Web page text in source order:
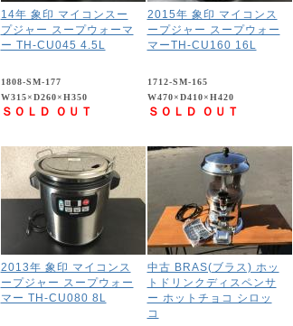
14年 象印 マイコンスー
プジャー スープウォーマ
ー TH-CU045 4.5L
1808-SM-177
W315×D260×H350
ＳＯＬＤ ＯＵＴ
2015年 象印 マイコンス
ープジャー スープウォー
マーTH-CU160 16L
1712-SM-165
W470×D410×H420
ＳＯＬＤ ＯＵＴ
2013年 象印 マイコンス
ープジャー スープウォー
マー TH-CU080 8L
中古 BRAS(ブラス) ホッ
トドリンクディスペンサ
ー ホットチョコ シロッ
コ